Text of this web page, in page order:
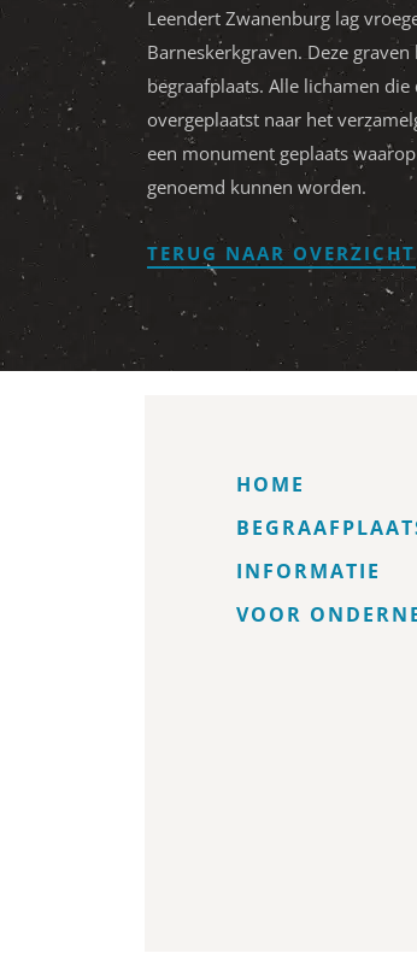
Leendert Zwanenburg lag
Barneskerkgraven. Deze
begraafplaats. Alle lichamen
overgeplaatst naar het
een monument geplaats
genoemd kunnen worden.
TERUG NAAR OVERZICHT
HOME
INFORMATIE
VOOR